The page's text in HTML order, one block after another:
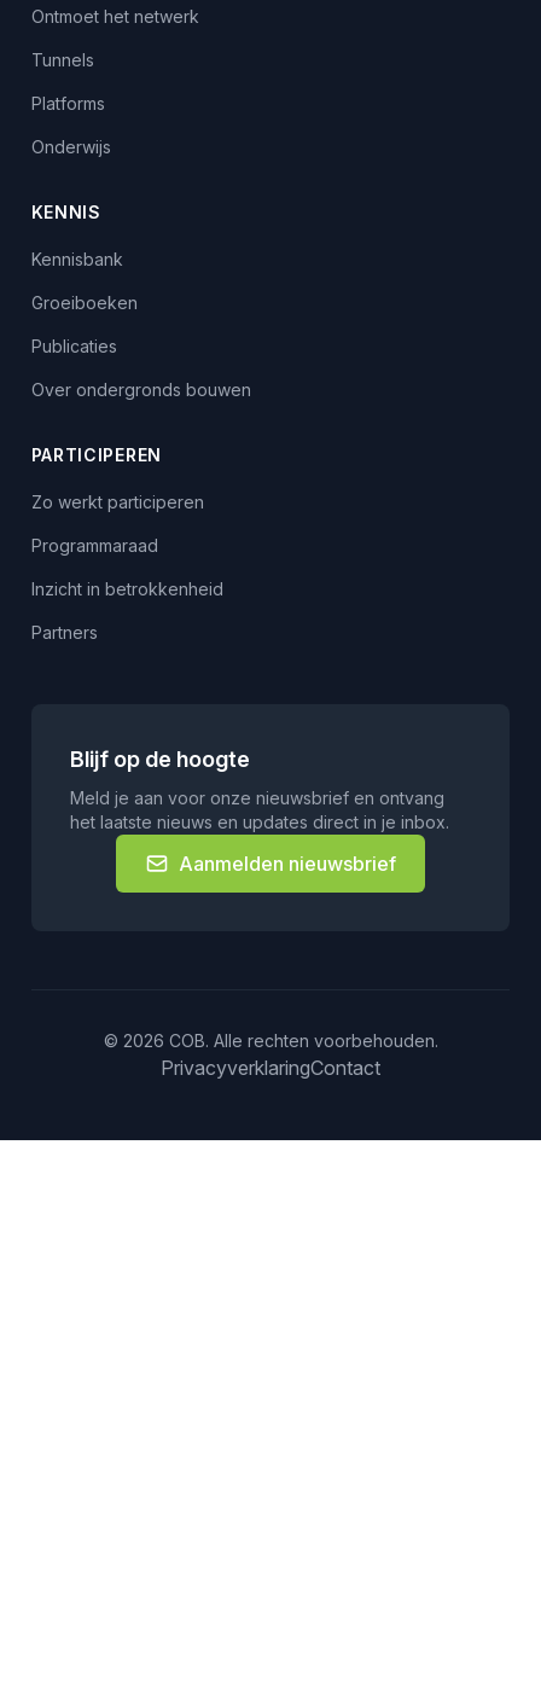
Ontmoet het netwerk
Tunnels
Platforms
Onderwijs
KENNIS
Kennisbank
Groeiboeken
Publicaties
Over ondergronds bouwen
PARTICIPEREN
Zo werkt participeren
Programmaraad
Inzicht in betrokkenheid
Partners
Blijf op de hoogte
Meld je aan voor onze nieuwsbrief en ontvang
het laatste nieuws en updates direct in je inbox.
Aanmelden nieuwsbrief
© 2026 COB. Alle rechten voorbehouden.
PrivacyverklaringContact